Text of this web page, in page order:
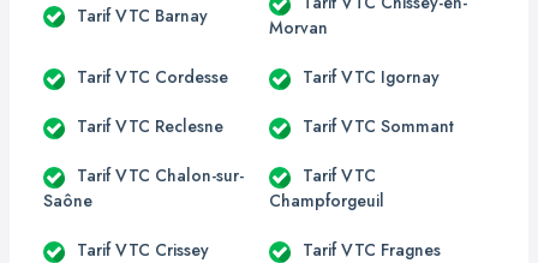
Tarif VTC Barnay
Morvan
Tarif VTC Cordesse Tarif VTC Igornay
Tarif VTC Reclesne Tarif VTC Sommant
Tarif VTC Chalon-sur-
Saône
Tarif VTC
Champforgeuil
Tarif VTC Crissey Tarif VTC Fragnes